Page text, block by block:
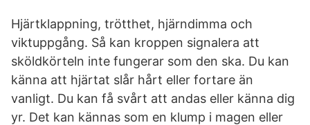
Hjärtklappning, trötthet, hjärndimma och
viktuppgång. Så kan kroppen signalera att
sköldkörteln inte fungerar som den ska. Du kan
känna att hjärtat slår hårt eller fortare än
vanligt. Du kan få svårt att andas eller känna dig
yr. Det kan kännas som en klump i magen eller